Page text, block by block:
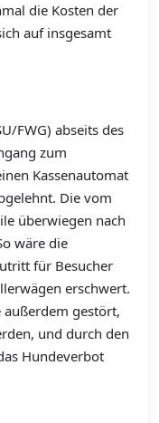
die Kosten der
auf insgesamt
FWG) abseits des
zum
Kassenautomat
Die vom
überwiegen nach
wäre die
für Besucher
erschwert.
außerdem gestört,
und durch den
Hundeverbot